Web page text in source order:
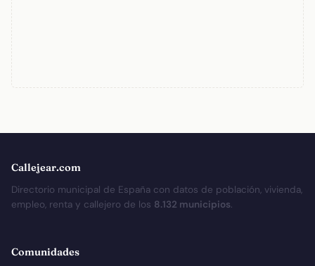
Callejear.com
Directorio municipal de España con datos de población, vivienda,
empleo, renta y callejero de los 8.132 municipios.
Comunidades